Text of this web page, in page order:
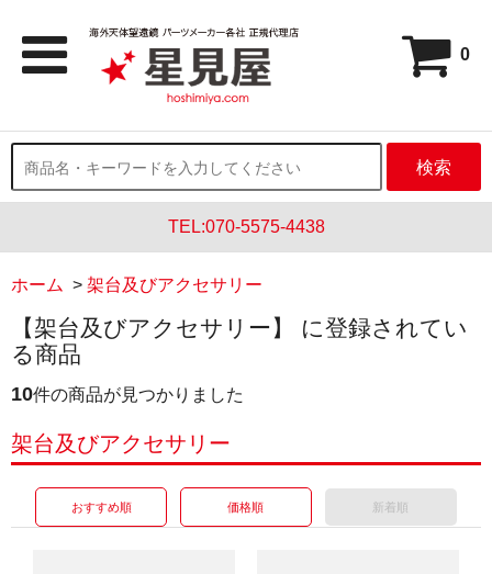
0
検索
TEL:070-5575-4438
ホーム > 架台及びアクセサリー
【架台及びアクセサリー】 に登録されてい
る商品
10件の商品が見つかりました
架台及びアクセサリー
おすすめ順 価格順 新着順